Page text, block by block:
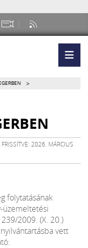
>
2026. MÁRCIUS
folytatásának
üzemeltetési
2009. (X. 20.)
vett